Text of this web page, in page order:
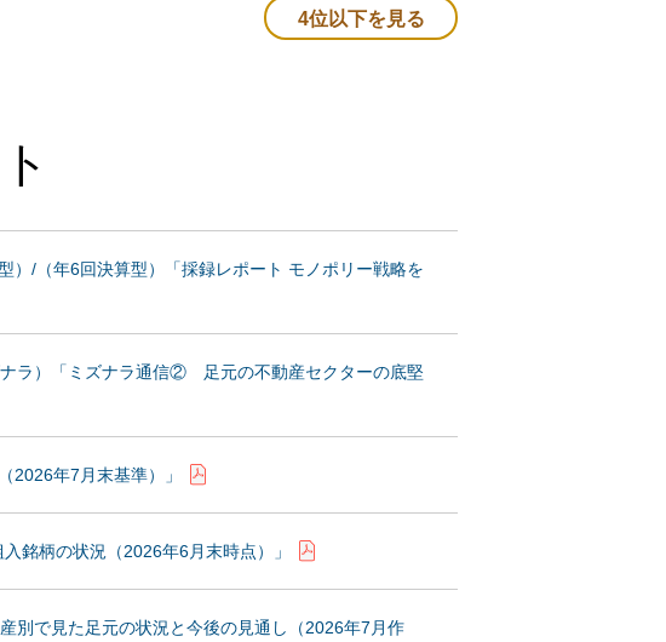
4位以下を見る
）/（年6回決算型）「採録レポート モノポリー戦略を
ラ）「ミズナラ通信② 足元の不動産セクターの底堅
2026年7月末基準）」
銘柄の状況（2026年6月末時点）」
別で見た足元の状況と今後の見通し（2026年7月作